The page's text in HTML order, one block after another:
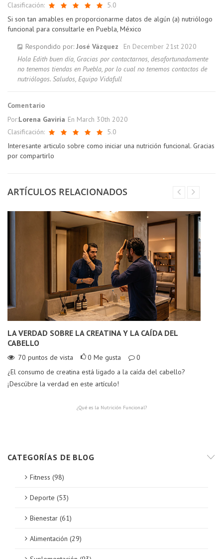
Clasificación:
5.0
Si son tan amables en proporcionarme datos de algún (a) nutriólogo
funcional para consultarle en Puebla, México
Respondido por: José Vázquez En December 21st 2020
Hola Edith buen día, Gracias por contactarnos, desafortunadamente
no tenemos tiendas en Puebla, por lo cual no tenemos contactos de
nutriólogos. Saludos, Equipo Vidafull
Comentario
Por:Lorena Gaviria En March 30th 2020
Clasificación:
5.0
Interesante articulo sobre como iniciar una nutrición funcional. Gracias
por compartirlo
ARTÍCULOS RELACIONADOS
LA VERDAD SOBRE LA CREATINA Y LA CAÍDA DEL
CABELLO
70 puntos de vista 0 Me gusta
0
¿El consumo de creatina está ligado a la caída del cabello?
¡Descúbre la verdad en este artículo!
¿Qué es la Nutrición Funcional?
CATEGORÍAS DE BLOG
Fitness (98)
Deporte (53)
Bienestar (61)
Alimentación (29)